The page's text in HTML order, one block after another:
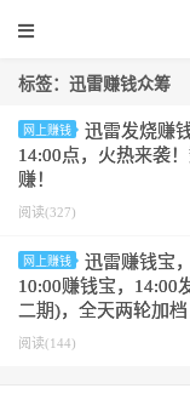
标签：迅雷赚钱众筹
网上赚钱
迅雷发烧赚
14:00点，火热来袭
赚！
阅读(327)
网上赚钱
迅雷赚钱宝
10:00赚钱宝，14:00
二期)，全天两轮加档
阅读(144)